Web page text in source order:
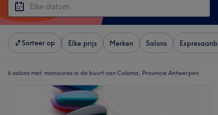
Sorteer op Elke prijs Merken Salons
6 salons met: manicures in de buurt van Coloma, Provincie Antwerpen